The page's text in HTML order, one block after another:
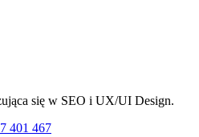
się w SEO i UX/UI Design.
401 467